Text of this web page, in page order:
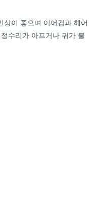
상이 좋으며 이어컵과 헤어
수리가 아프거나 귀가 불